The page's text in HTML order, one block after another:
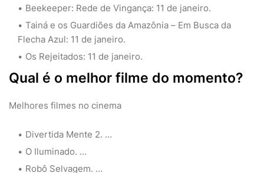
Beekeeper: Rede de Vingança: 11 de janeiro.
Tainá e os Guardiões da Amazônia – Em Busca da
Flecha Azul: 11 de janeiro.
Os Rejeitados: 11 de janeiro.
Qual é o melhor filme do momento?
Melhores filmes no cinema
Divertida Mente 2. …
O Iluminado. …
Robô Selvagem. …